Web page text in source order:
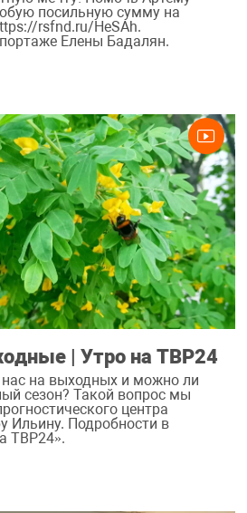
посильную сумму на
rsfnd.ru/HeSAh.
Елены Бадалян.
| Утро на ТВР24
на выходных и можно ли
сезон? Такой вопрос мы
центра
Ильину. Подробности в
ТВР24».